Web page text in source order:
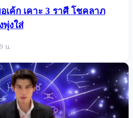
เค้ก เคาะ 3 ราศี โชคลาภ
พุ่งใส่
น.